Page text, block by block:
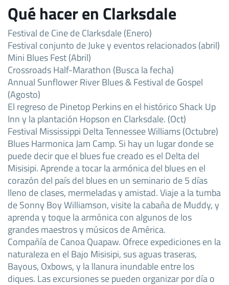
Qué hacer en Clarksdale
Festival de Cine de Clarksdale (Enero)
Festival conjunto de Juke y eventos relacionados (abril)
Mini Blues Fest (Abril)
Crossroads Half-Marathon (Busca la fecha)
Annual Sunflower River Blues & Festival de Gospel
(Agosto)
El regreso de Pinetop Perkins en el histórico Shack Up
Inn y la plantación Hopson en Clarksdale. (Oct)
Festival Mississippi Delta Tennessee Williams (Octubre)
Blues Harmonica Jam Camp. Si hay un lugar donde se
puede decir que el blues fue creado es el Delta del
Misisipi. Aprende a tocar la armónica del blues en el
corazón del país del blues en un seminario de 5 días
lleno de clases, mermeladas y amistad. Viaje a la tumba
de Sonny Boy Williamson, visite la cabaña de Muddy, y
aprenda y toque la armónica con algunos de los
grandes maestros y músicos de América.
Compañía de Canoa Quapaw. Ofrece expediciones en la
naturaleza en el Bajo Misisipi, sus aguas traseras,
Bayous, Oxbows, y la llanura inundable entre los
diques. Las excursiones se pueden organizar por día o